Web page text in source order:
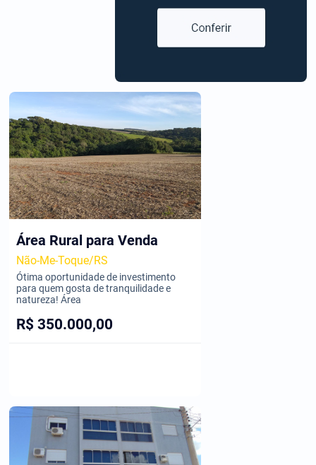
Área Rural para Venda
Não-Me-Toque/RS
Ótima oportunidade de investimento
para quem gosta de tranquilidade e
natureza! Área
R$ 350.000,00